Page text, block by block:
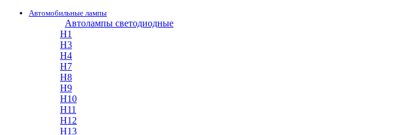
Автомобильные лампы
Автолампы светодиодные
H1
H3
H4
H7
H8
H9
H10
H11
H12
H13